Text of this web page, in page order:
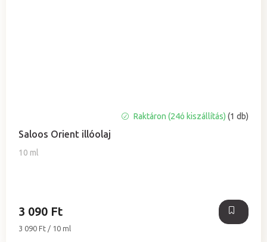
Saloos Orient illóolaj
10 ml
termék
átlagos
értékelése
Raktáron (24ó kiszállítás)(1 db)
3 090 Ft
Egységár:
3 090 Ft / 10 ml